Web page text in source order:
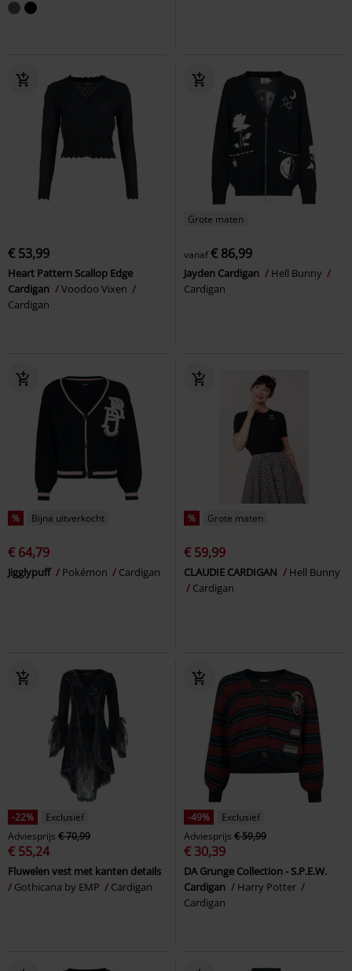
€ 53,99
Heart Pattern Scallop Edge
Cardigan
Voodoo Vixen
Cardigan
Grote maten
vanaf€ 86,99
Jayden Cardigan
Hell Bunny
Cardigan
% Bijna uitverkocht
€ 64,79
Jigglypuff Pokémon Cardigan
% Grote maten
€ 59,99
CLAUDIE CARDIGAN
Hell Bunny
Cardigan
-22%
Exclusief
Adviesprijs € 70,99
€ 55,24
Fluwelen vest met kanten details
Gothicana by EMP
Cardigan
-49%
Exclusief
Adviesprijs € 59,99
€ 30,39
DA Grunge Collection - S.P.E.W.
Cardigan
Harry Potter
Cardigan